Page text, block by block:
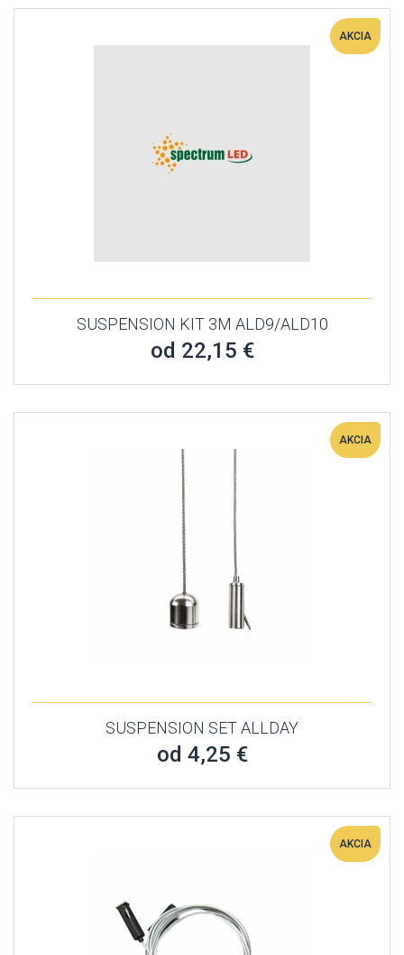
AKCIA
SUSPENSION KIT 3M ALD9/ALD10
od 22,15 €
AKCIA
SUSPENSION SET ALLDAY
od 4,25 €
AKCIA